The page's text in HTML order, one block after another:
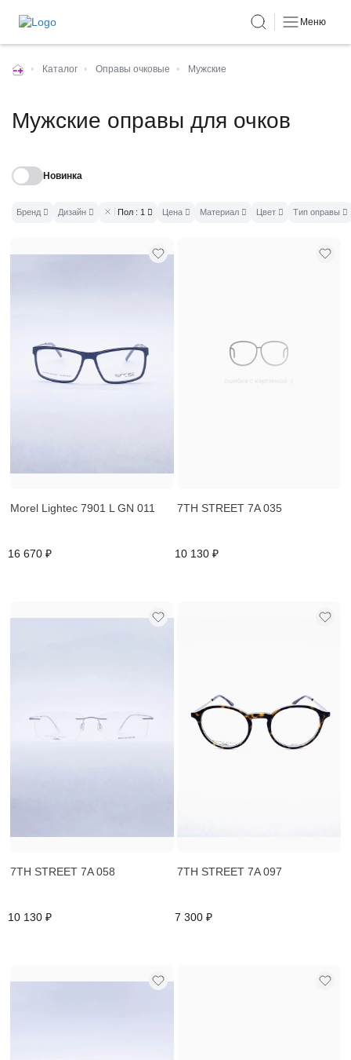
Меню
• Каталог • Оправы очковые • Мужские
Мужские оправы для очков
Новинка
Бренд Дизайн Пол : 1 Цена Материал Цвет Тип оправы
Morel Lightec 7901 L GN 011
16 670 ₽
7TH STREET 7A 035
10 130 ₽
7TH STREET 7A 058
10 130 ₽
7TH STREET 7A 097
7 300 ₽